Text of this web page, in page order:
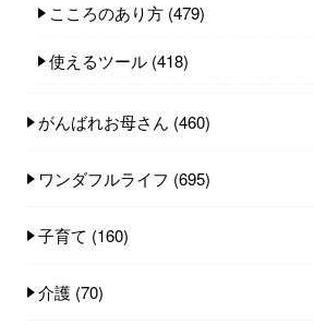
こころのあり方 (479)
使えるツール (418)
がんばれお母さん (460)
ワンダフルライフ (695)
子育て (160)
介護 (70)